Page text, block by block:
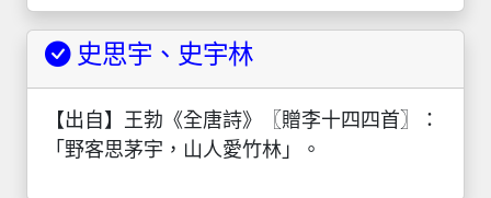
史思宇、史宇林
【出自】王勃《全唐詩》〖贈李十四四首〗：
「野客思茅宇，山人愛竹林」。